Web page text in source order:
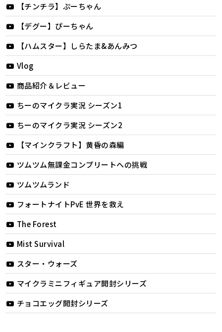
【チンチラ】ぷーちゃん
【デグー】ぴーちゃん
【ハムスター】しらたま&あんみつ
Vlog
商品紹介＆レビュー
ちーのマイクラ実況 シーズン1
ちーのマイクラ実況 シーズン2
【マインクラフト】黄昏の森編
ツムツム無課金コンプリートへの挑戦
ツムツムランド
フォートナイトPvE 世界を救え
The Forest
Mist Survival
スター・ウォーズ
マイクラミニフィギュア開封シリーズ
チョコエッグ開封シリーズ